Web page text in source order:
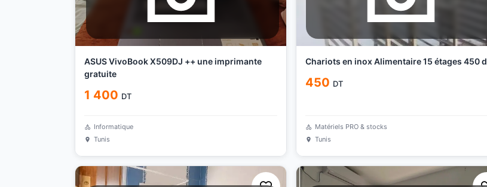
ASUS VivoBook X509DJ ++ une imprimante
gratuite
1 400 DT
Informatique
Tunis
Chariots en inox Alimentaire 15 étages 450 d
450 DT
Matériels PRO & stocks
Tunis